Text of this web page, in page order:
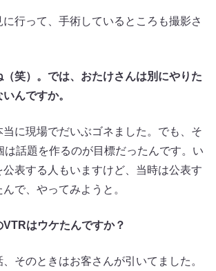
行って、手術しているところも撮影さ
笑）。では、おたけさんは別にやりた
んですか。
に現場でだいぶゴネました。でも、そ
は話題を作るのが目標だったんです。い
公表する人もいますけど、当時は公表す
で、やってみようと。
はウケたんですか？
そのときはお客さんが引いてました。